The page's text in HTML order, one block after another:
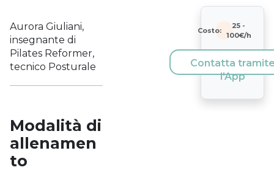
Aurora Giuliani,
insegnante di
Pilates Reformer,
tecnico Posturale
Modalità di
allenamen
to
Costo:
25 -
100€/h
Contatta
l'App